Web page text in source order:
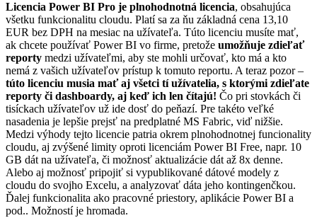
Licencia Power BI Pro je plnohodnotná licencia, obsahujúca
všetku funkcionalitu cloudu. Platí sa za ňu základná cena 13,10
EUR bez DPH na mesiac na užívateľa. Túto licenciu musíte mať,
ak chcete používať Power BI vo firme, pretože umožňuje zdieľať
reporty medzi užívateľmi, aby ste mohli určovať, kto má a kto
nemá z vašich užívateľov prístup k tomuto reportu. A teraz pozor –
túto licenciu musia mať aj všetci tí užívatelia, s ktorými zdieľate
reporty či dashboardy, aj keď ich len čítajú! Čo pri stovkách či
tisíckach užívateľov už ide dosť do peňazí. Pre takéto veľké
nasadenia je lepšie prejsť na predplatné MS Fabric, viď nižšie.
Medzi výhody tejto licencie patria okrem plnohodnotnej funcionality
cloudu, aj zvýšené limity oproti licenciám Power BI Free, napr. 10
GB dát na užívateľa, či možnosť aktualizácie dát až 8x denne.
Alebo aj možnosť pripojiť si vypublikované dátové modely z
cloudu do svojho Excelu, a analyzovať dáta jeho kontingenčkou.
Ďalej funkcionalita ako pracovné priestory, aplikácie Power BI a
pod.. Možností je hromada.